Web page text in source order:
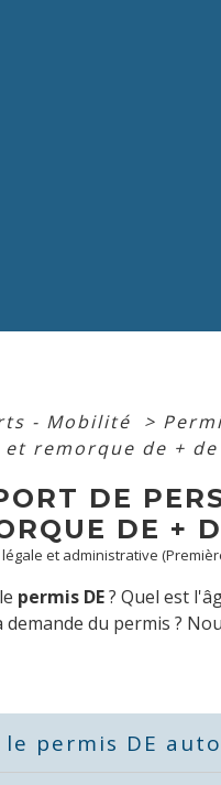
- Mobilité >
remorque de + de
DE
DE +
et administrative
permis DE? Quel est
du permis ?
permis DE